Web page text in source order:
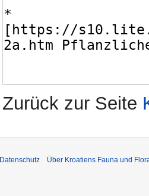
Zurück zur Seite
Datenschutz Über Kroatiens Fauna und